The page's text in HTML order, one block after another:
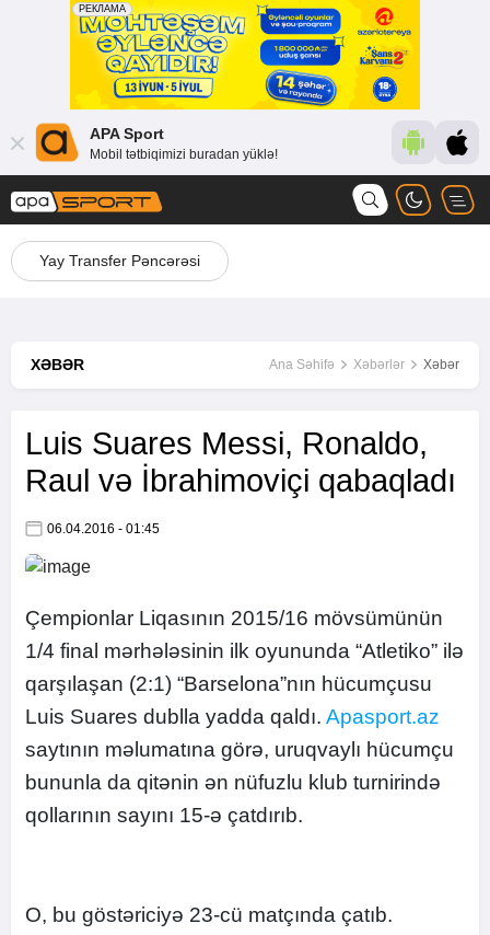
APA Sport
Mobil tətbiqimizi buradan yüklə!
Yay Transfer Pəncərəsi
XƏBƏR Ana Səhifə Xəbərlər Xəbər
Luis Suares Messi, Ronaldo,
Raul və İbrahimoviçi qabaqladı
06.04.2016 - 01:45
Çempionlar Liqasının 2015/16 mövsümünün
1/4 final mərhələsinin ilk oyununda “Atletiko” ilə
qarşılaşan (2:1) “Barselona”nın hücumçusu
Luis Suares dublla yadda qaldı. Apasport.az
saytının məlumatına görə, uruqvaylı hücumçu
bununla da qitənin ən nüfuzlu klub turnirində
qollarının sayını 15-ə çatdırıb.
O, bu göstəriciyə 23-cü matçında çatıb.